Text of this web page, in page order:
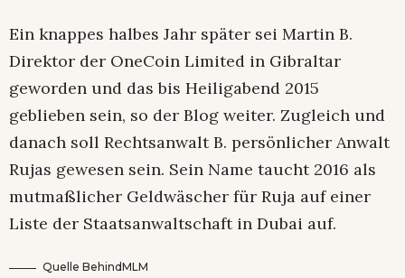
Ein knappes halbes Jahr später sei Martin B.
Direktor der OneCoin Limited in Gibraltar
geworden und das bis Heiligabend 2015
geblieben sein, so der Blog weiter. Zugleich und
danach soll Rechtsanwalt B. persönlicher Anwalt
Rujas gewesen sein. Sein Name taucht 2016 als
mutmaßlicher Geldwäscher für Ruja auf einer
Liste der Staatsanwaltschaft in Dubai auf.
Quelle BehindMLM